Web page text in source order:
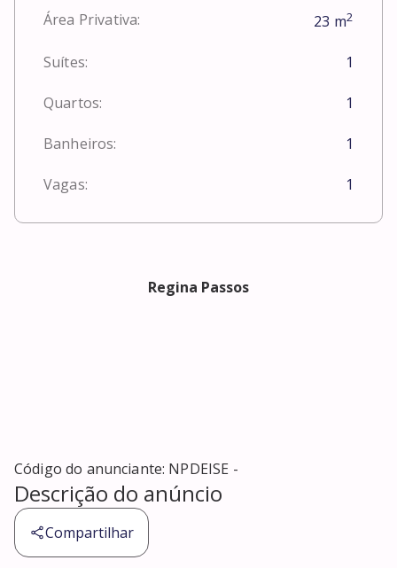
Área Privativa: 23 m2
Suítes: 1
Quartos: 1
Banheiros: 1
Vagas: 1
Regina Passos
Código do anunciante: NPDEISE -
Descrição do anúncio
Compartilhar